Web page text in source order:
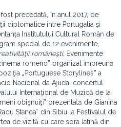
precedată, în anul 2017, de
diplomatice între Portugalia şi
Institutului Cultural Român de
special de 12 evenimente,
româneşti. Evenimente
romeno” organizat impreună
„Portuguese Storylines” a
Nacional da Ajuda, concertul
Internaţional de Muzică de la
obişnuiţi” prezentată de Gianina
Stanca” din Sibiu la Festivalul de
de vizită cu care sora latină din